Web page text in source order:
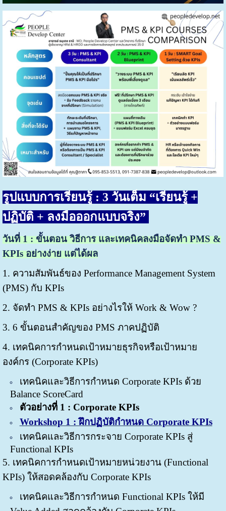
รูปแบบการเรียนรู้ : 3 วันเต็ม “เรียนรู้ +
ปฏิบัติ + ลงมือออกแบบจริง”
วันที่1 :ขั้นตอน วิธีการและเทคนิคลงมือจัดทำ PMS &
KPIs อย่างง่าย แต่ได้ผล
1. ความสัมพันธ์ของ Performance Management System
(PMS) กับ KPIs
2. จัดทำ PMS & KPIs อย่างไรให้ Work & Wow ?
3. 6 ขั้นตอนสำคัญของ PMS ภาคปฏิบัติ
4. เทคนิคการกำหนดเป้าหมายธุรกิจหรือเป้าหมาย
องค์กร (Corporate KPIs)
เทคนิคและวิธีการกำหนด Corporate KPIs ด้วย
Balance ScoreCard
ตัวอย่างที่ 1 : Corporate KPIs
Workshop 1 : ฝึกปฏิบัติกำหนด Corporate KPIs
เทคนิคและวิธีการกระจาย Corporate KPIs สู่
Functional KPIs
5. เทคนิคการกำหนดเป้าหมายหน่วยงาน (Functional
KPIs) ให้สอดคล้องกับ Corporate KPIs
เทคนิคและวิธีการกำหนด Functional KPIs ให้มี